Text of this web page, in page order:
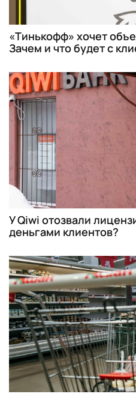
«Тинькофф» хочет
Зачем и что будет с
У Qiwi отозвали
деньгами клиентов?